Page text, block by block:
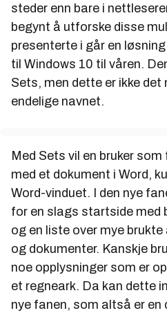
steder enn bare i
begynt å utforske disse
presenterte i går en
til Windows 10 til våren.
Sets, men dette er ikke
endelige navnet.
Med Sets vil en bruker
med et dokument i Word,
Word-vinduet. I den nye
for en slags startside med
og en liste over mye
og dokumenter. Kanskje
noe opplysninger som er
et regneark. Da kan dette
nye fanen, som altså er en